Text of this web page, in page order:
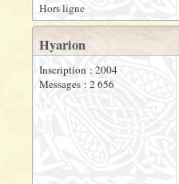
Hors ligne
Hyarion
Inscription : 2004
Messages : 2 656